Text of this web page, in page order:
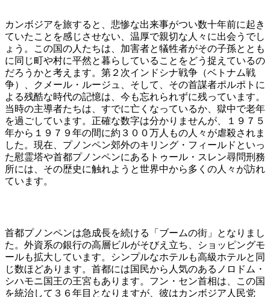
カンボジアを旅すると、悲惨な出来事がつい数十年前に起き
ていたことを感じさせない、温厚で親切な人々に出会うでし
ょう。この国の人たちは、加害者と犠牲者がその子孫ととも
に同じ町や村に平然と暮らしていることをどう捉えているの
だろうかと考えます。第２次インドシナ戦争（ベトナム戦
争）、クメール・ルージュ、そして、その首謀者ポルポトに
よる残酷な時代の記憶は、今も忘れられずに残っています。
当時の主導者たちは、すでに亡くなっているか、獄中で老年
を過ごしています。正確な数字は分かりませんが、１９７５
年から１９７９年の間に約３００万人もの人々が虐殺されま
した。現在、プノンペン郊外のキリング・フィールドといっ
た慰霊塔や首都プノンペンにあるトゥール・スレン尋問刑務
所には、その歴史に触れようと世界中から多くの人々が訪れ
ています。
首都プノンペンは急成長を続ける「ブームの街」となりまし
た。外資系の銀行の高層ビルがそびえ立ち、ショッピングモ
ールも拡大しています。シンプルなホテルも高級ホテルと同
じ数ほどあります。首都には国民から人気のあるノロドム・
シハモニ国王の王宮もあります。フン・セン首相は、この国
を統治して３６年目となりますが、彼はカンボジア人民党